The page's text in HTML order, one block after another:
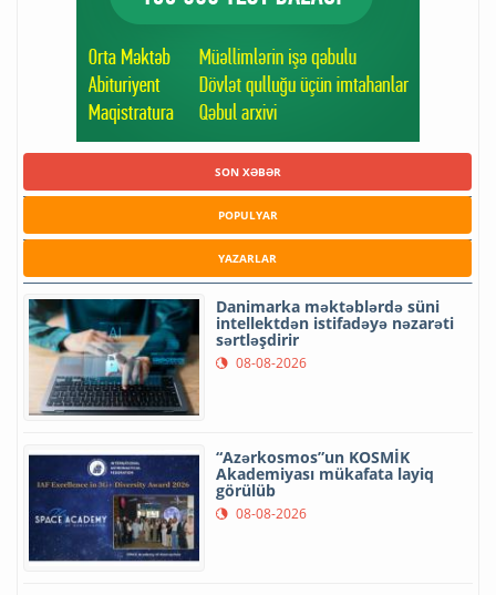
SON XƏBƏR
POPULYAR
YAZARLAR
Danimarka məktəblərdə süni
intellektdən istifadəyə nəzarəti
sərtləşdirir
08-08-2026
“Azərkosmos”un KOSMİK
Akademiyası mükafata layiq
görülüb
08-08-2026